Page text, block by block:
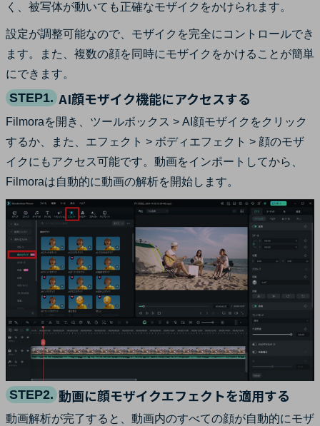
く、被写体が動いても正確なモザイクをかけられます。
設定が調整可能なので、モザイクを完全にコントロールでき
ます。また、複数の顔を同時にモザイクをかけることが簡単
にできます。
STEP1. AI顔モザイク機能にアクセスする
Filmoraを開き、ツールボックス > AI顔モザイクをクリック
するか、また、エフェクト > ボディエフェクト > 顔のモザ
イクにもアクセス可能です。動画をインポートしてから、
Filmoraは自動的に動画の解析を開始します。
STEP2. 動画に顔モザイクエフェクトを適用する
動画解析が完了すると、動画内のすべての顔が自動的にモザ